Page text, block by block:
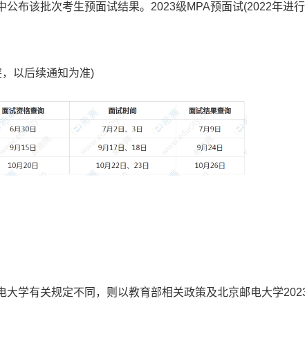
公布该批次考生预面试结果。2023级MPA预面试(2022年进
以后续通知为准)
学有关规定不同，则以教育部相关政策及北京邮电大学